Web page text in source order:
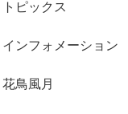
トピックス
インフォメーション
花鳥風月